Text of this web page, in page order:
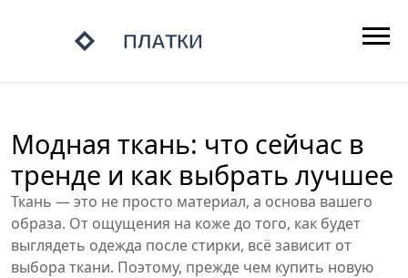
Модная ткань: что сейчас в
тренде и как выбрать лучшее
Ткань — это не просто материал, а основа вашего
образа. От ощущения на коже до того, как будет
выглядеть одежда после стирки, всё зависит от
выбора ткани. Поэтому, прежде чем купить новую